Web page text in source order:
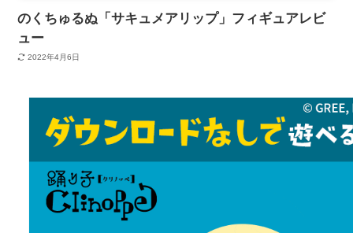
のくちゅるぬ「サキュメアリップ」フィギュアレビ
ュー
2022年4月6日